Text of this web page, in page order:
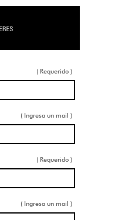
( Requerido )
( Ingresa un mail )
( Requerido )
( Ingresa un mail )